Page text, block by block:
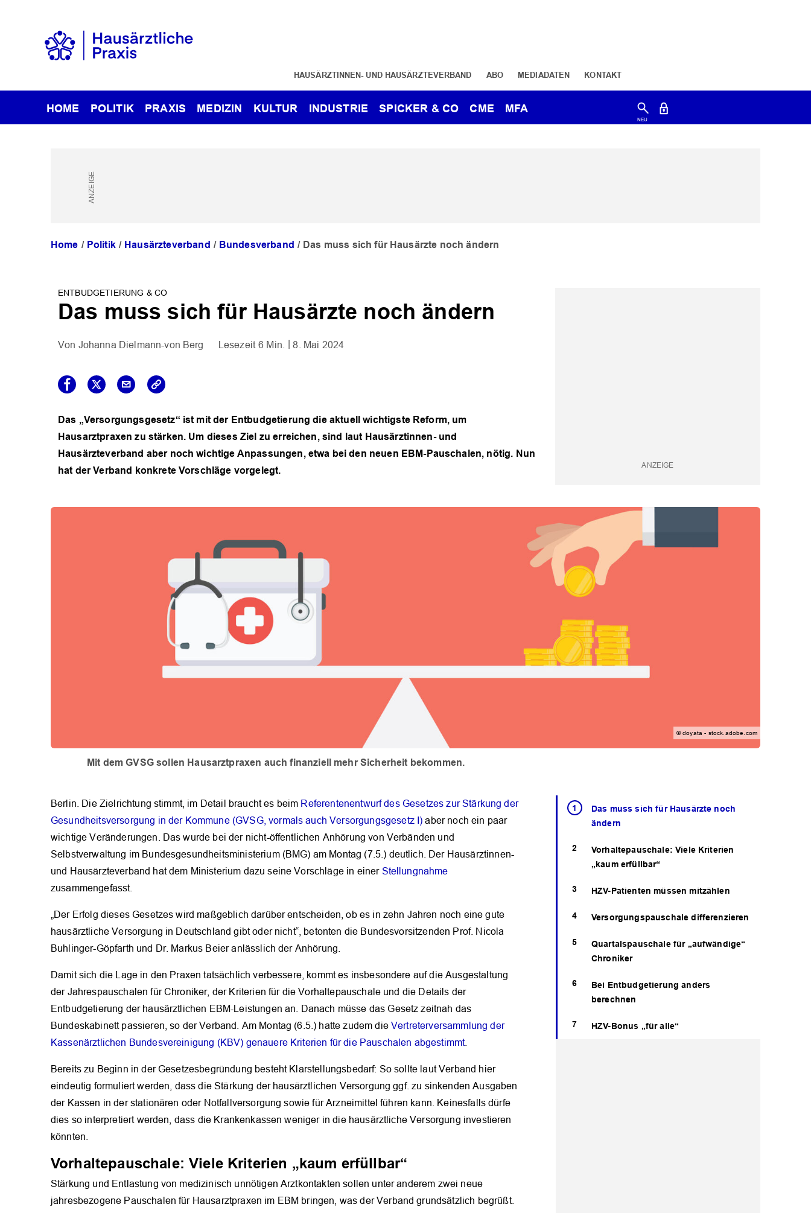
HAUSÄRZTINNEN- UND HAUSÄRZTEVERBAND ABO MEDIADATEN KONTAKT
HOME POLITIK PRAXIS MEDIZIN KULTUR INDUSTRIE SPICKER & CO CME MFA
Home Politik Hausärzteverband Bundesverband Das muss sich für Hausärzte noch ändern
ENTBUDGETIERUNG & CO
Das muss sich für Hausärzte noch ändern
Johanna Dielmann-von Berg 6 Min. 8. Mai 2024
Das „Versorgungsgesetz“ ist mit der Entbudgetierung die aktuell wichtigste Reform, um
Hausarztpraxen zu stärken. Um dieses Ziel zu erreichen, sind laut Hausärztinnen- und
Hausärzteverband aber noch wichtige Anpassungen, etwa bei den neuen EBM-Pauschalen, nötig. Nun
hat der Verband konkrete Vorschläge vorgelegt.
© doyata - stock.adobe.com
Mit dem GVSG sollen Hausarztpraxen auch finanziell mehr Sicherheit bekommen.
Das muss sich für Hausärzte noch
ändern
Vorhaltepauschale: Viele Kriterien
„kaum erfüllbar“
HZV-Patienten müssen mitzählen
Versorgungspauschale differenzieren
Quartalspauschale für „aufwändige“
Chroniker
Bei Entbudgetierung anders
berechnen
HZV-Bonus „für alle“
Berlin. Die Zielrichtung stimmt, im Detail braucht es beim Referentenentwurf des Gesetzes zur Stärkung der
Gesundheitsversorgung in der Kommune (GVSG, vormals auch Versorgungsgesetz I) aber noch ein paar
wichtige Veränderungen. Das wurde bei der nicht-öffentlichen Anhörung von Verbänden und
Selbstverwaltung im Bundesgesundheitsministerium (BMG) am Montag (7.5.) deutlich. Der Hausärztinnen-
und Hausärzteverband hat dem Ministerium dazu seine Vorschläge in einer Stellungnahme
zusammengefasst.
„Der Erfolg dieses Gesetzes wird maßgeblich darüber entscheiden, ob es in zehn Jahren noch eine gute
hausärztliche Versorgung in Deutschland gibt oder nicht“, betonten die Bundesvorsitzenden Prof. Nicola
Buhlinger-Göpfarth und Dr. Markus Beier anlässlich der Anhörung.
Damit sich die Lage in den Praxen tatsächlich verbessere, kommt es insbesondere auf die Ausgestaltung
der Jahrespauschalen für Chroniker, der Kriterien für die Vorhaltepauschale und die Details der
Entbudgetierung der hausärztlichen EBM-Leistungen an. Danach müsse das Gesetz zeitnah das
Bundeskabinett passieren, so der Verband. Am Montag (6.5.) hatte zudem dieVertreterversammlung der
Kassenärztlichen Bundesvereinigung (KBV) genauere Kriterien für die Pauschalen abgestimmt.
Bereits zu Beginn in der Gesetzesbegründung besteht Klarstellungsbedarf: So sollte laut Verband hier
eindeutig formuliert werden, dass die Stärkung der hausärztlichen Versorgung ggf. zu sinkenden Ausgaben
der Kassen in der stationären oder Notfallversorgung sowie für Arzneimittel führen kann. Keinesfalls dürfe
dies so interpretiert werden, dass die Krankenkassen weniger in die hausärztliche Versorgung investieren
könnten.
Vorhaltepauschale: Viele Kriterien „kaum erfüllbar“
Stärkung und Entlastung von medizinisch unnötigen Arztkontakten sollen unter anderem zwei neue
jahresbezogene Pauschalen für Hausarztpraxen im EBM bringen, was der Verband grundsätzlich begrüßt.